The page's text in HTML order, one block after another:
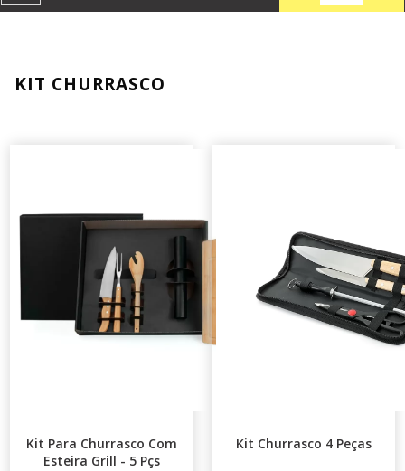
navigation
KIT CHURRASCO
Kit Para Churrasco Com
Esteira Grill - 5 Pçs
Kit Churrasco 4 Peças